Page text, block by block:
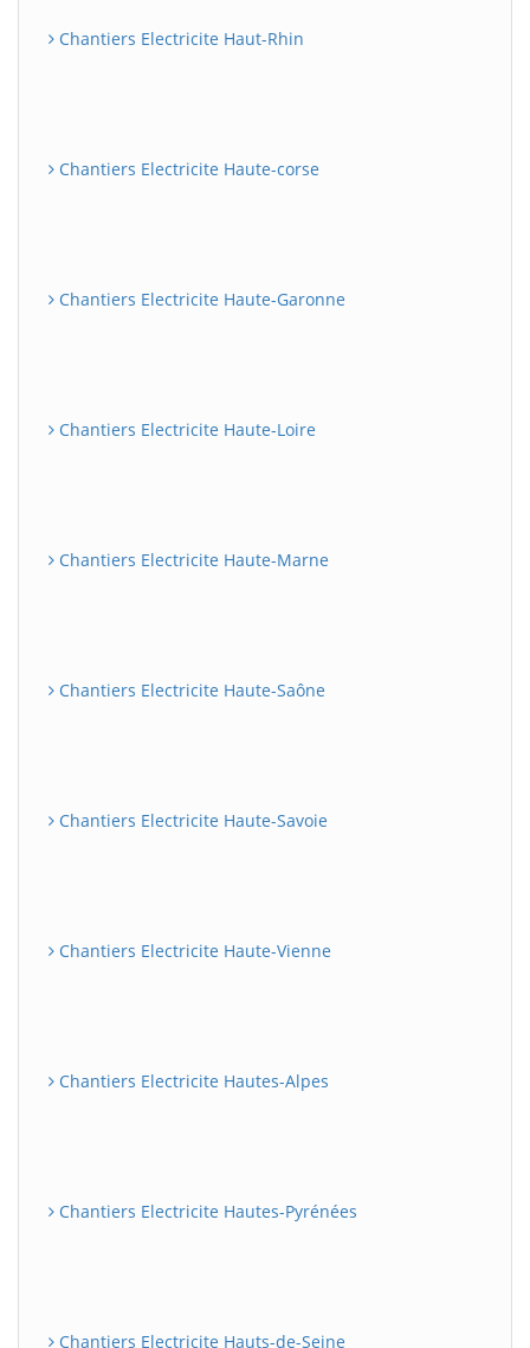
Chantiers Electricite Haut-Rhin
Chantiers Electricite Haute-corse
Chantiers Electricite Haute-Garonne
Chantiers Electricite Haute-Loire
Chantiers Electricite Haute-Marne
Chantiers Electricite Haute-Saône
Chantiers Electricite Haute-Savoie
Chantiers Electricite Haute-Vienne
Chantiers Electricite Hautes-Alpes
Chantiers Electricite Hautes-Pyrénées
Chantiers Electricite Hauts-de-Seine